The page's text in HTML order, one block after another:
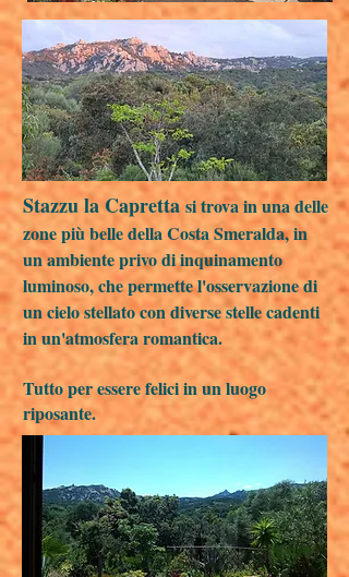
Stazzu la Capretta si trova in una delle
zone più belle della Costa Smeralda, in
un ambiente privo di inquinamento
luminoso, che permette l'osservazione di
un cielo stellato con diverse stelle cadenti
in un'atmosfera romantica. ​
Tutto per essere felici in un luogo
riposante.